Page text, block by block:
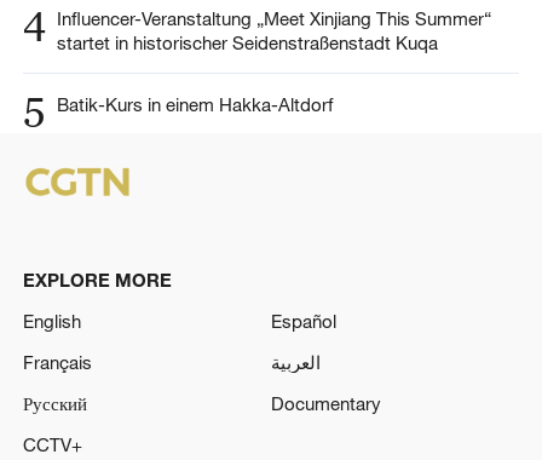
4 Influencer-Veranstaltung „Meet Xinjiang This Summer“
startet in historischer Seidenstraßenstadt Kuqa
5 Batik-Kurs in einem Hakka-Altdorf
EXPLORE MORE
English
Español
Français
العربية
Русский
Documentary
CCTV+